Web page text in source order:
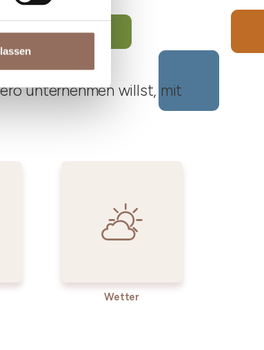
unternehmen willst, mit
Wetter